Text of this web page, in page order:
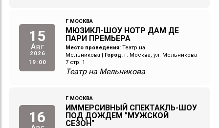
15
Авг
2026
19:00
Г МОСКВА
МЮЗИКЛ-ШОУ НОТР ДАМ ДЕ
ПАРИ ПРЕМЬЕРА
Место проведения: Театр на
Мельникова
Город: г. Москва, ул. Мельникова
7 стр. 1
Театр на Мельникова
16
Г МОСКВА
ИММЕРСИВНЫЙ СПЕКТАКЛЬ-ШОУ
ПОД ДОЖДЕМ "МУЖСКОЙ
СЕЗОН"